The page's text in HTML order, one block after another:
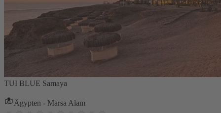
TUI BLUE Samaya
Ägypten - Marsa Alam